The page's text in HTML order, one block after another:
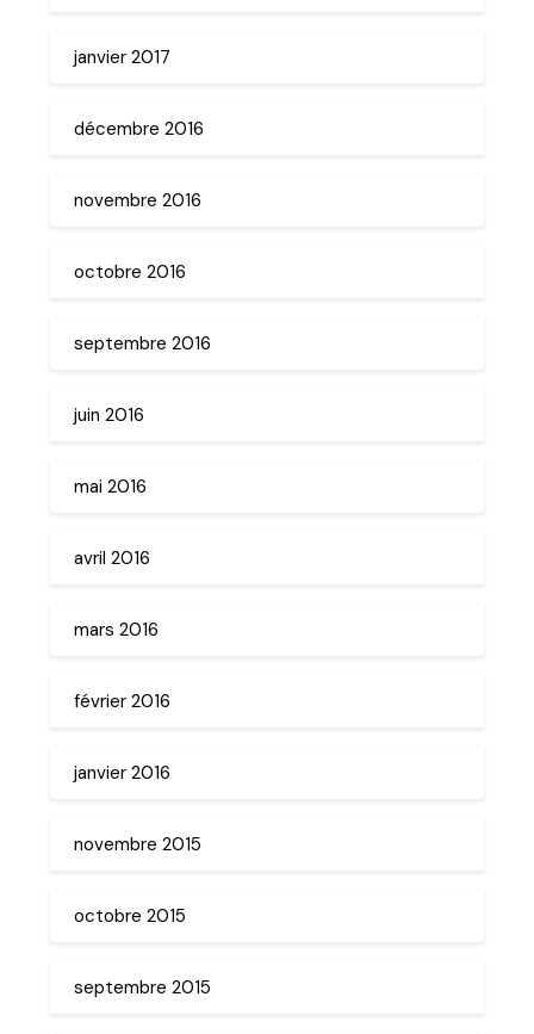
janvier 2017
décembre 2016
novembre 2016
octobre 2016
septembre 2016
juin 2016
mai 2016
avril 2016
mars 2016
février 2016
janvier 2016
novembre 2015
octobre 2015
septembre 2015